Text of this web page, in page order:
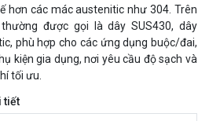
hơn các mác austenitic như 304. Trên
được gọi là dây SUS430, dây
phù hợp cho các ứng dụng buộc/đai,
kiện gia dụng, nơi yêu cầu độ sạch và
tối ưu.
tiết